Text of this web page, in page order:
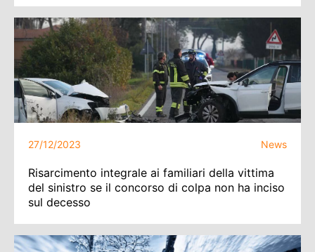
27/12/2023 News
Risarcimento integrale ai familiari della vittima
del sinistro se il concorso di colpa non ha inciso
sul decesso